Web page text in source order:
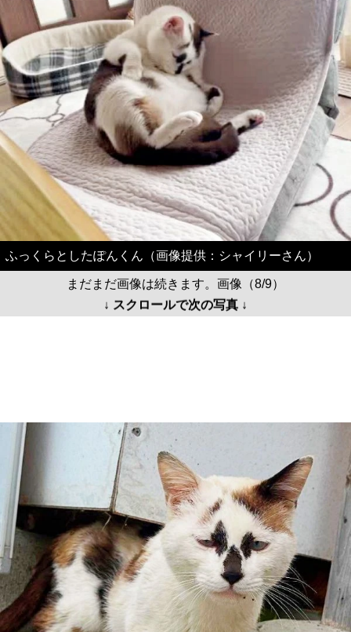
ふっくらとしたぽんくん（画像提供：シャイリーさん）
まだまだ画像は続きます。画像（8/9）
↓ スクロールで次の写真 ↓